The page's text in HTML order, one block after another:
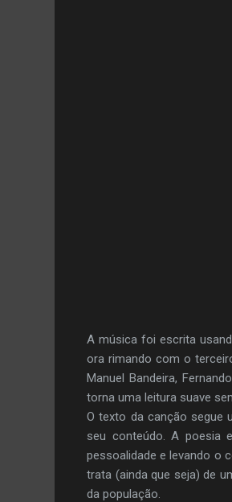
A música foi escrita
ora rimando com o
Manuel Bandeira,
torna uma leitura suave
O texto da canção segue
seu conteúdo. A poesia
pessoalidade e levando o
trata (ainda que seja) de
da população.